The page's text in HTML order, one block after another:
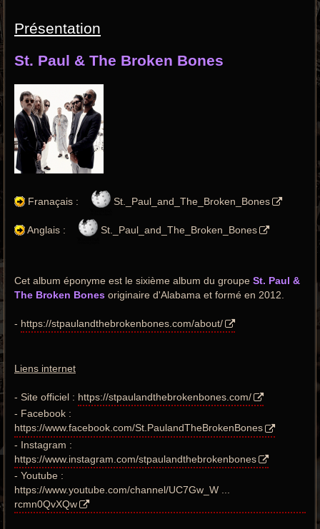
Présentation
St. Paul & The Broken Bones
Franaçais : St._Paul_and_The_Broken_Bones
Anglais : St._Paul_and_The_Broken_Bones
Cet album éponyme est le sixième album du groupe St. Paul &
The Broken Bones originaire d'Alabama et formé en 2012.
- https://stpaulandthebrokenbones.com/about/
Liens internet
- Site officiel : https://stpaulandthebrokenbones.com/
- Facebook :
https://www.facebook.com/St.PaulandTheBrokenBones
- Instagram :
https://www.instagram.com/stpaulandthebrokenbones
- Youtube :
https://www.youtube.com/channel/UC7Gw_W ...
rcmn0QvXQw